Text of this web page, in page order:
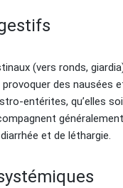
(vers ronds,
des nausées
entérites, qu’elles
et de léthargie.